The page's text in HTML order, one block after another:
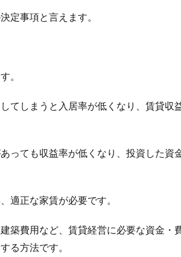
定事項と言えます。
。
てしまうと入居率が低くなり、賃貸収
っても収益率が低くなり、投資した資
適正な家賃が必要です。
築費用など、賃貸経営に必要な資金・
る方法です。